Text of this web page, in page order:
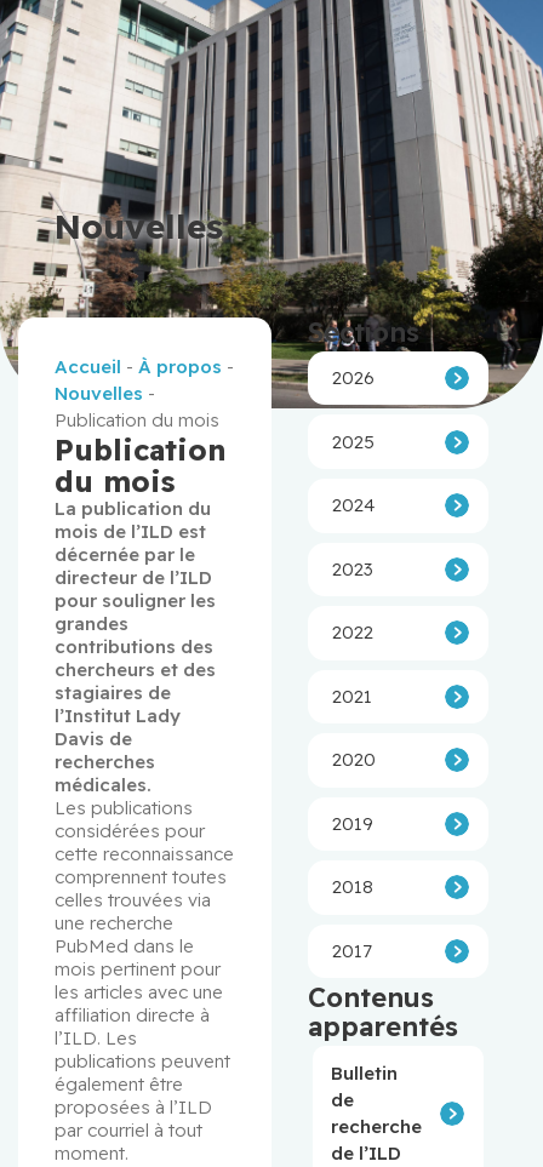
Nouvelles
Accueil -À propos -
Nouvelles -
Publication du mois
Publication
du mois
La publication du
mois de l’ILD est
décernée par le
directeur de l’ILD
pour souligner les
grandes
contributions des
chercheurs et des
stagiaires de
l’Institut Lady
Davis de
recherches
médicales.
Les publications
considérées pour
cette reconnaissance
comprennent toutes
celles trouvées via
une recherche
PubMed dans le
mois pertinent pour
les articles avec une
affiliation directe à
l’ILD. Les
publications peuvent
également être
proposées à l’ILD
par courriel à tout
moment.
Sections
2026
2025
2024
2023
2022
2021
2020
2019
2018
2017
Contenus
apparentés
Bulletin
de
recherche
de l’ILD